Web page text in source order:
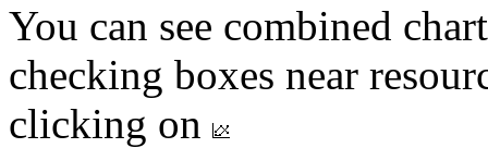
You can see combined
checking boxes near
clicking on